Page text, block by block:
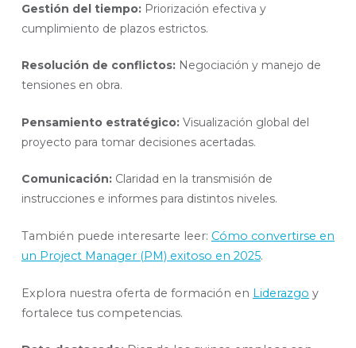
Gestión del tiempo: Priorización efectiva y
cumplimiento de plazos estrictos.
Resolución de conflictos: Negociación y manejo de
tensiones en obra.
Pensamiento estratégico: Visualización global del
proyecto para tomar decisiones acertadas.
Comunicación: Claridad en la transmisión de
instrucciones e informes para distintos niveles.
También puede interesarte leer: Cómo convertirse en
un Project Manager (PM) exitoso en 2025.
Explora nuestra oferta de formación en Liderazgo y
fortalece tus competencias.